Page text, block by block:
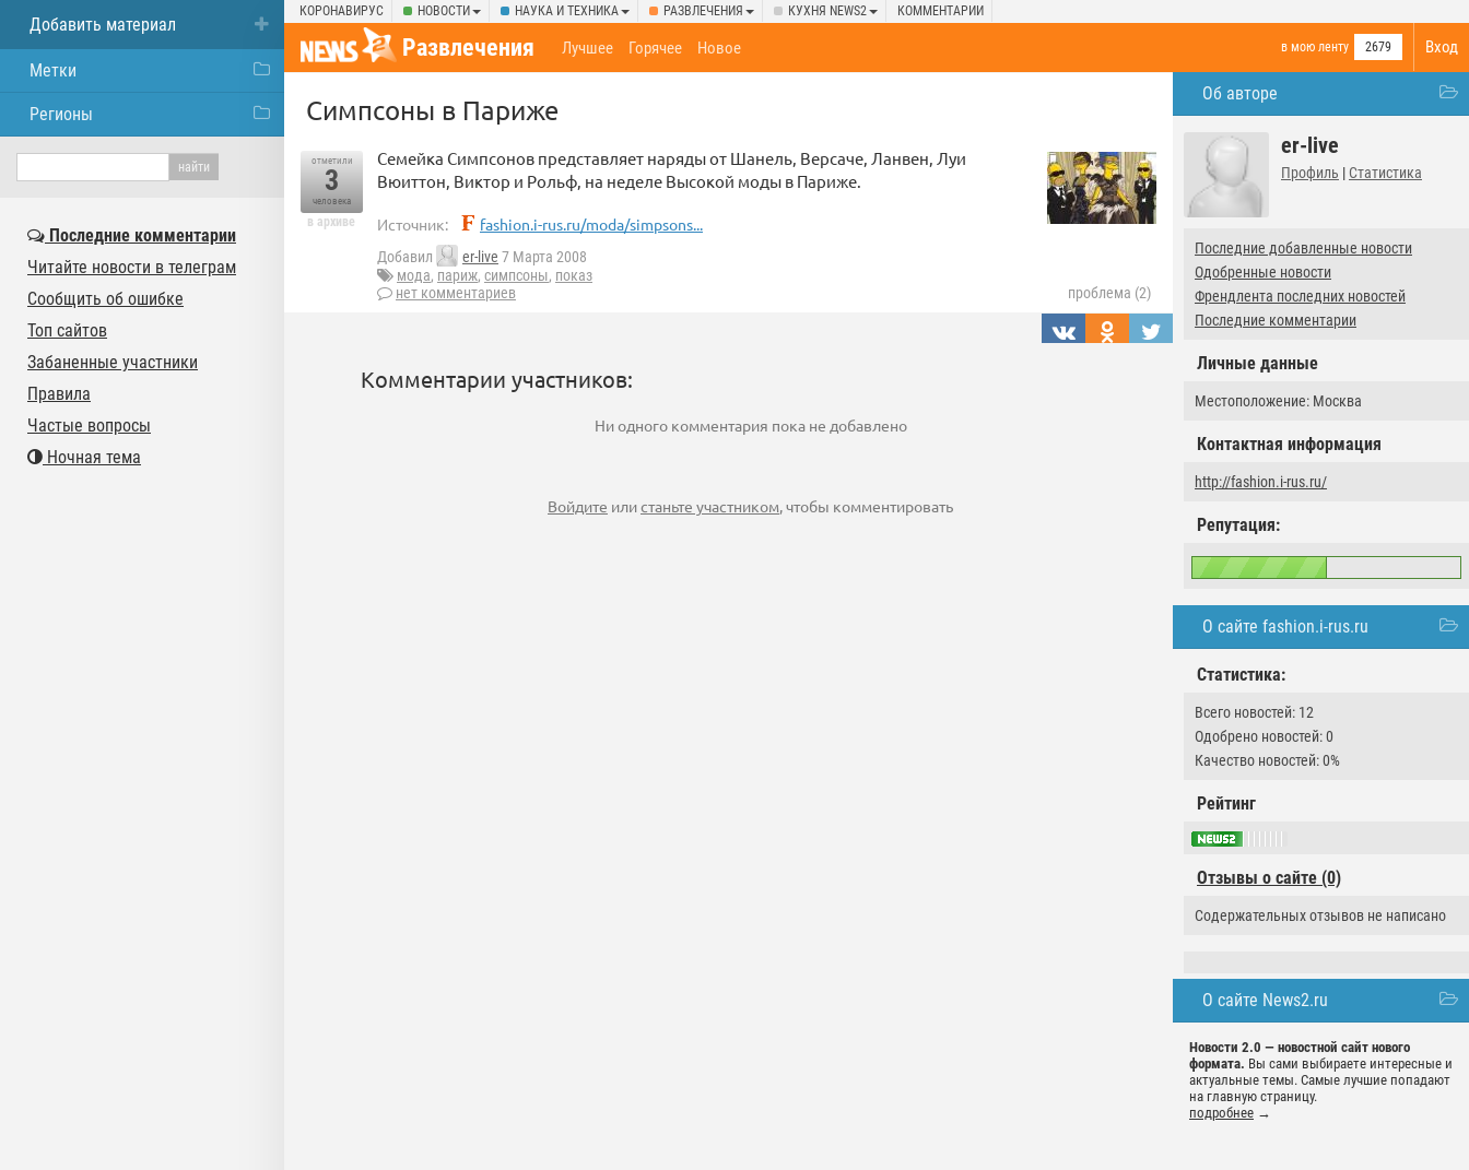
КОРОНАВИРУС НОВОСТИ НАУКА И ТЕХНИКА РАЗВЛЕЧЕНИЯ КУХНЯ NEWS2 КОММЕНТАРИИ
Вход
Развлечения в мою ленту 2679
Лучшее Горячее Новое
Об авторе
er-live
Профиль | Статистика
Последние добавленные новости
Одобренные новости
Френдлента последних новостей
Последние комментарии
Личные данные
Местоположение: Москва
Контактная информация
http://fashion.i-rus.ru/
Репутация:
О сайте fashion.i-rus.ru
Статистика:
Всего новостей: 12
Одобрено новостей: 0
Качество новостей: 0%
Рейтинг
Отзывы о сайте (0)
Содержательных отзывов не написано
О сайте News2.ru
Новости 2.0 — новостной сайт нового
формата. Вы сами выбираете интересные и
актуальные темы. Самые лучшие попадают
на главную страницу.
подробнее →
Симпсоны в Париже
отметили
3
человека
в архиве
Семейка Симпсонов представляет наряды от Шанель, Версаче, Ланвен, Луи
Вюиттон, Виктор и Рольф, на неделе Высокой моды в Париже.
Источник: fashion.i-rus.ru/moda/simpsons...
Добавил er-live 7 Марта 2008
мода, париж, симпсоны, показ
нет комментариев
проблема (2)
Комментарии участников:
Ни одного комментария пока не добавлено
Войдите илистаньте участником, чтобы комментировать
Добавить материал
Метки
Регионы
Последние комментарии
Читайте новости в телеграм
Сообщить об ошибке
Топ сайтов
Забаненные участники
Правила
Частые вопросы
Ночная тема